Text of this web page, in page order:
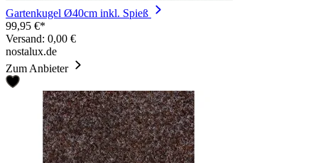
Gartenkugel Ø40cm inkl. Spieß
99,95 €*
Versand: 0,00 €
nostalux.de
Zum Anbieter